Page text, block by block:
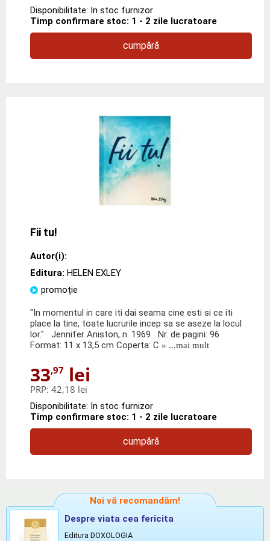
Disponibilitate: In stoc furnizor
Timp confirmare stoc: 1 - 2 zile lucratoare
cumpără
Fii tu!
Autor(i):
Editura: HELEN EXLEY
promoție
"In momentul in care iti dai seama cine esti si ce iti
place la tine, toate lucrurile incep sa se aseze la locul
lor." Jennifer Aniston, n. 1969 Nr. de pagini: 96
Format: 11 x 13,5 cm Coperta: C » ...mai mult
33,97 lei
PRP: 42,18 lei
Disponibilitate: In stoc furnizor
Timp confirmare stoc: 1 - 2 zile lucratoare
cumpără
Noi vă recomandăm!
Despre viata cea fericita
Editura DOXOLOGIA